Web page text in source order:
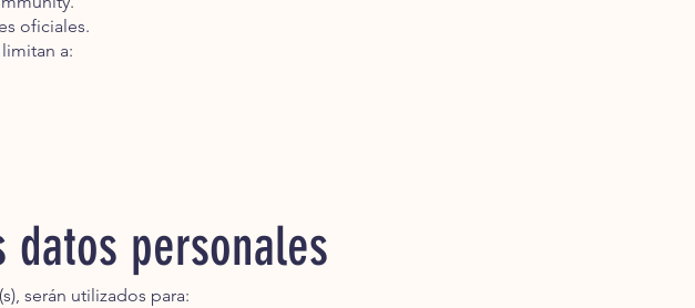
oficiales.
a:
personales
serán utilizados para: